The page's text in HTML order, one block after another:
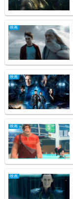
映画
映画
映画
映画